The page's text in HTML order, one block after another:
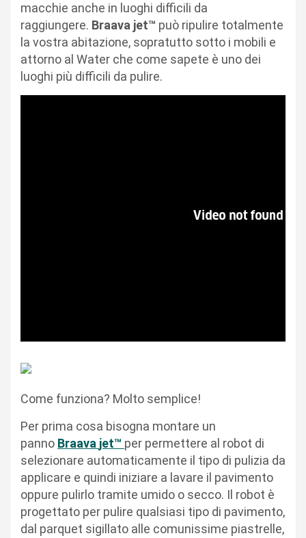
macchie anche in luoghi difficili da
raggiungere. Braava jet™ può ripulire totalmente
la vostra abitazione, sopratutto sotto i mobili e
attorno al Water che come sapete è uno dei
luoghi più difficili da pulire.
Come funziona? Molto semplice!
Per prima cosa bisogna montare un
panno Braava jet™ per permettere al robot di
selezionare automaticamente il tipo di pulizia da
applicare e quindi iniziare a lavare il pavimento
oppure pulirlo tramite umido o secco. Il robot è
progettato per pulire qualsiasi tipo di pavimento,
dal parquet sigillato alle comunissime piastrelle,